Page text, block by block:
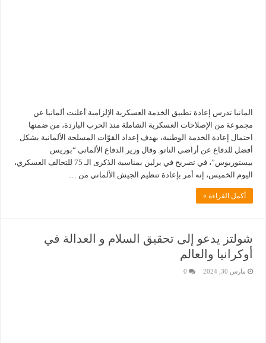
المانيا تدرس إعادة تطبيق الخدمة العسكرية الإلزامية أعلنت ألمانيا عن
مجموعة من الإصلاحات العسكرية الشاملة منذ الحرب الباردة، من ضمنها
احتمال إعادة الخدمة الوطنية، بهدف إعداد القوّات المسلحة الألمانية بشكل
أفضل للدفاع عن أراضي الناتو. وقال وزير الدفاع الألماني “بوريس
بيستوريوس”، في تصريح في برلين بمناسبة الذكرى الـ 75 للتحالف العسكري،
اليوم الخميس، إنه أمر بإعادة تنظيم الجيش الألماني من …
أكمل القراءة »
شولتز يدعو إلى تحقيق السلام و العدالة في
أوكرانيا والعالم
مارس 30, 2024 0